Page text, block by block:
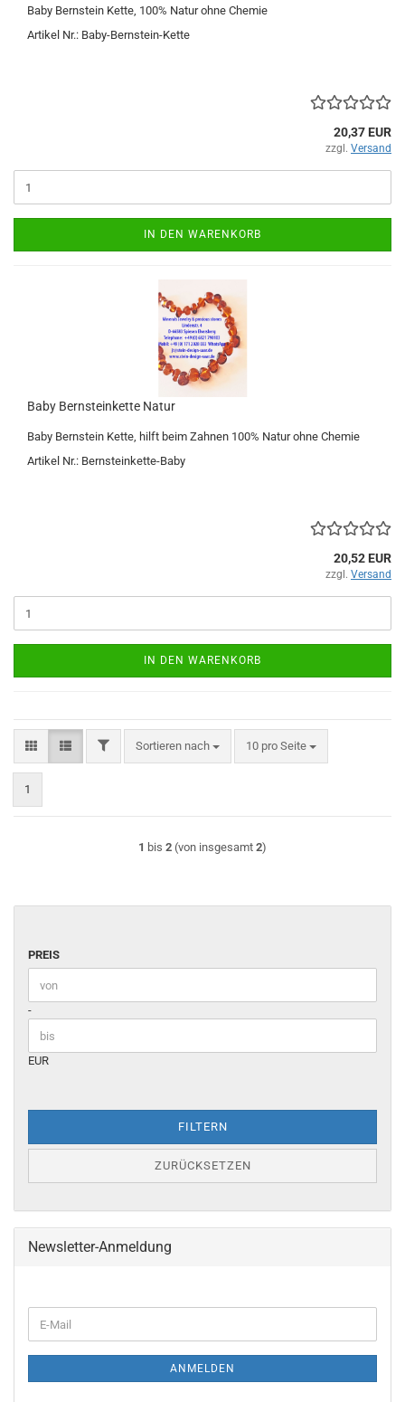
Baby Bernstein Kette, 100% Natur ohne Chemie
Artikel Nr.: Baby-Bernstein-Kette
20,37 EUR
zzgl. Versand
IN DEN WARENKORB
Baby Bernsteinkette Natur
Baby Bernstein Kette, hilft beim Zahnen 100% Natur ohne Chemie
Artikel Nr.: Bernsteinkette-Baby
20,52 EUR
zzgl. Versand
IN DEN WARENKORB
FILTERSortieren nach
Sortieren nach 10 pro Seite
pro Seite
1
1 bis 2 (von insgesamt 2)
PREIS
PREIS
Preis bis
-
EUR
FILTERN
ZURÜCKSETZEN
Newsletter-Anmeldung
ZUR
E-
Mail
ANMELDEN